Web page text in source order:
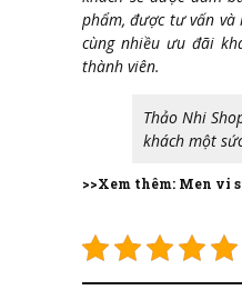
phẩm, được tư vấn
cùng nhiều ưu đãi
thành viên.
Thảo Nhi
khách một
>>Xem thêm: Men vi